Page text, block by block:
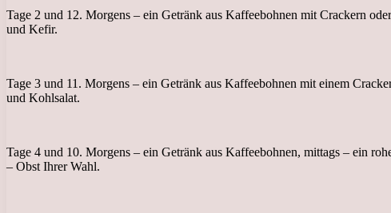
Tage 2 und 12. Morgens – ein Getränk aus Kaffeebohnen mit Crackern
und Kefir.
Tage 3 und 11. Morgens – ein Getränk aus Kaffeebohnen mit einem
und Kohlsalat.
Tage 4 und 10. Morgens – ein Getränk aus Kaffeebohnen, mittags – ein
– Obst Ihrer Wahl.